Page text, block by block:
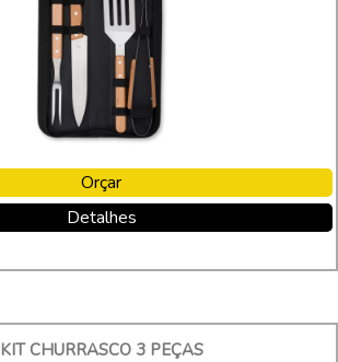
Orçar
Detalhes
KIT CHURRASCO 3 PEÇAS